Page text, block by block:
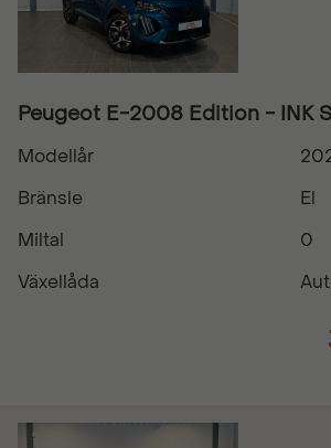
Peugeot E-2008 Edition - INK
Modellår
Bränsle
El
Miltal
0
Växellåda